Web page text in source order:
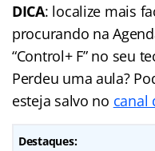
DICA: localize mais
procurando na
“Control+ F” no seu
Perdeu uma aula?
esteja salvo no canal
Destaques: